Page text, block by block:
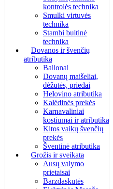
kontrolės technika
Smulki virtuvės
technika
Stambi buitinė
technika
Dovanos ir švenčių
atributika
Balionai
Dovanų maišeliai,
dėžutės, priedai
Helovino atributika
Kalėdinės prekės
Karnavaliniai
kostiumai ir atributika
Kitos vaikų švenčių
prekės
Šventinė atributika
Grožis ir sveikata
Ausų valymo
prietaisai
Barzdaskutės